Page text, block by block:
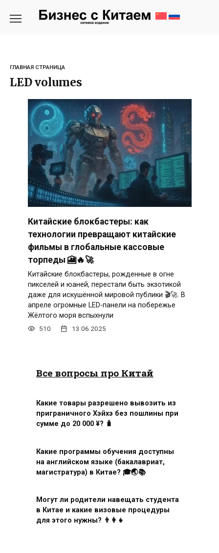
ГЛАВНАЯ СТРАНИЦА
LED volumes
Китайские блокбастеры: как
технологии превращают китайские
фильмы в глобальные кассовые
торпеды 🎦🔥🚀
Китайские блокбастеры, рожденные в огне
пикселей и юаней, перестали быть экзотикой
даже для искушённой мировой публики 🎬🚀. В
апреле огромные LED-панели на побережье
Жёлтого моря вспыхнули
510 13.06.2025
Все вопросы про Китай
Какие товары разрешено вывозить из
приграничного Хэйхэ без пошлины при
сумме до 20 000 ¥? 🧳
Какие программы обучения доступны
на английском языке (бакалавриат,
магистратура) в Китае? 🎓🌏📚
Могут ли родители навещать студента
в Китае и какие визовые процедуры
для этого нужны? 👨👩👧